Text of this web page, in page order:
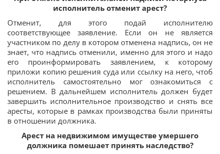
исполнитель отменит арест?
Отменит, для этого подай исполнителю
соответствующее заявление. Если он не является
участником по делу в котором отменена надпись, он не
знает, что надпись отменили, именно для этого и надо
его проинформировать заявлением, к которому
приложи копию решения суда или ссылку на него, чтоб
исполнитель самостоятельно мог ознакомиться с
решением. В дальнейшем исполнитель должен будет
завершить исполнительное производство и снять все
аресты, которые в рамках производства были приняты
в отношении должника.
Арест на недвижимом имуществе умершего
должника помешает принять наследство?